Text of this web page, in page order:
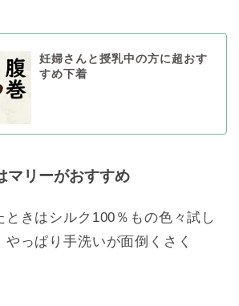
妊婦さんと授乳中の方に超おす
すめ下着
マリーがおすすめ
ときはシルク100％もの色々試し
っぱり手洗いが面倒くさく